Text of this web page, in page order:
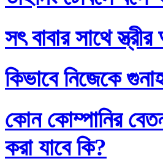
সৎ বাবার সাথে
কিভাবে নিজেকে
কোন কোম্পানির
করা যাবে কি?